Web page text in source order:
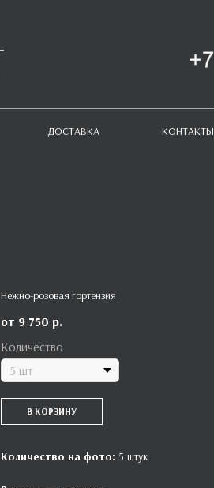
ДОСТАВКА КОНТАКТЫ
Нежно-розовая гортензия
9 750 р.
Количество
В КОРЗИНУ
Количество на фото: 5 штук